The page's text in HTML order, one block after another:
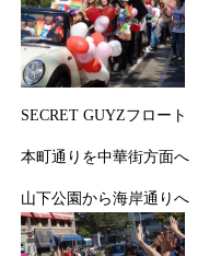
SECRET GUYZフロート
本町通りを中華街方面へ
山下公園から海岸通りへ